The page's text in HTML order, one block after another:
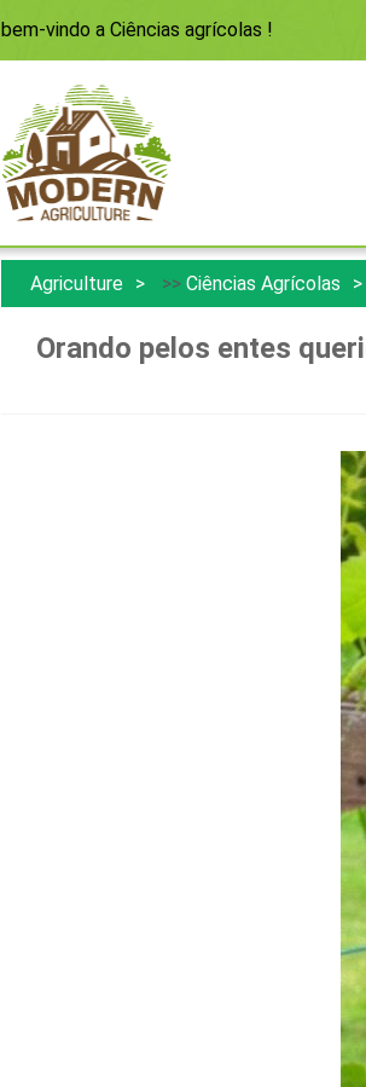
bem-vindo a Ciências agrícolas !
Agriculture >> Ciências Agrícolas
Orando pelos entes